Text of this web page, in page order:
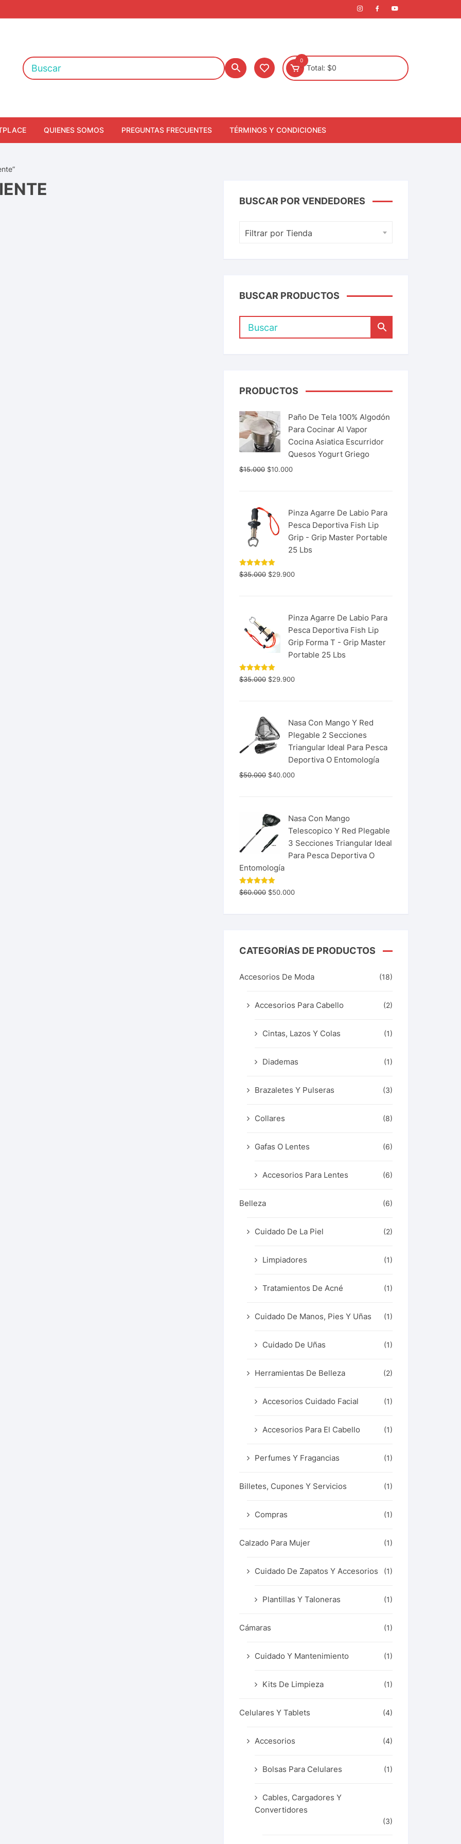
0
Total: $0
QUIENES SOMOS PREGUNTAS FRECUENTES TÉRMINOS Y CONDICIONES
BUSCAR POR VENDEDORES
Filtrar por Tienda
BUSCAR PRODUCTOS
PRODUCTOS
Paño De Tela 100% Algodón
Para Cocinar Al Vapor
Cocina Asiatica Escurridor
Quesos Yogurt Griego
$15.000 $10.000
Pinza Agarre De Labio Para
Pesca Deportiva Fish Lip
Grip - Grip Master Portable
25 Lbs
Valorado
con 5.00
$35.000 $29.900
Pinza Agarre De Labio Para
Pesca Deportiva Fish Lip
Grip Forma T - Grip Master
Portable 25 Lbs
Valorado
con 5.00
$35.000 $29.900
Nasa Con Mango Y Red
Plegable 2 Secciones
Triangular Ideal Para Pesca
Deportiva O Entomología
$50.000 $40.000
Nasa Con Mango
Telescopico Y Red Plegable
3 Secciones Triangular Ideal
Para Pesca Deportiva O
Entomología
Valorado
con 5.00
$60.000 $50.000
CATEGORÍAS DE PRODUCTOS
Accesorios De Moda (18)
Accesorios Para Cabello (2)
Cintas, Lazos Y Colas (1)
Diademas (1)
Brazaletes Y Pulseras (3)
Collares (8)
Gafas O Lentes (6)
Accesorios Para Lentes (6)
Belleza (6)
Cuidado De La Piel (2)
Limpiadores (1)
Tratamientos De Acné (1)
Cuidado De Manos, Pies Y Uñas (1)
Cuidado De Uñas (1)
Herramientas De Belleza (2)
Accesorios Cuidado Facial (1)
Accesorios Para El Cabello (1)
Perfumes Y Fragancias (1)
Billetes, Cupones Y Servicios (1)
Compras (1)
Calzado Para Mujer (1)
Cuidado De Zapatos Y Accesorios (1)
Plantillas Y Taloneras (1)
Cámaras (1)
Cuidado Y Mantenimiento (1)
Kits De Limpieza (1)
Celulares Y Tablets (4)
Accesorios (4)
Bolsas Para Celulares (1)
Cables, Cargadores Y
Convertidores
(3)